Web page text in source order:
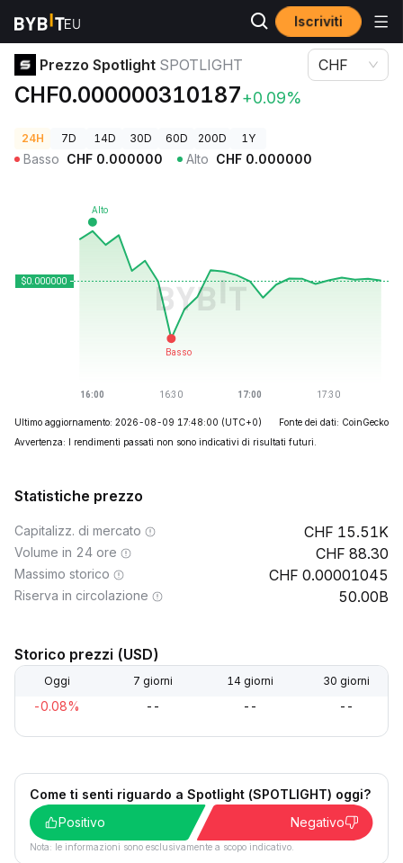
Iscriviti
Prezzi Crypto Prezzo Spotlight SPOTLIGHT
Prezzo Spotlight SPOTLIGHT
CHF0.000000310187+0.09%
CHF
24H 7D 14D 30D 60D 200D 1Y
Basso CHF 0.000000 Alto CHF 0.000000
Ultimo aggiornamento: 2026-08-09 17:48:00 (UTC+0)
Fonte dei dati: CoinGecko
Avvertenza: I rendimenti passati non sono indicativi di risultati futuri.
Statistiche prezzo
Capitalizz. di mercato 15.51K
Volume in 24 ore 88.30
Massimo storico 0.00001045
Riserva in circolazione 50.00B
Storico prezzi (USD)
Oggi 7 giorni 14 giorni 30 giorni
-0.08% -- -- --
Come ti senti riguardo a Spotlight (SPOTLIGHT) oggi?
Positivo
Negativo
Nota: le informazioni sono esclusivamente a scopo indicativo.